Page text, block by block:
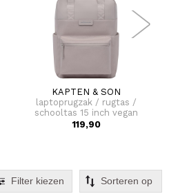
KAPTEN & SON
laptoprugzak / rugtas /
schooltas 15 inch vegan
bergen pro
119,90
Filter kiezen